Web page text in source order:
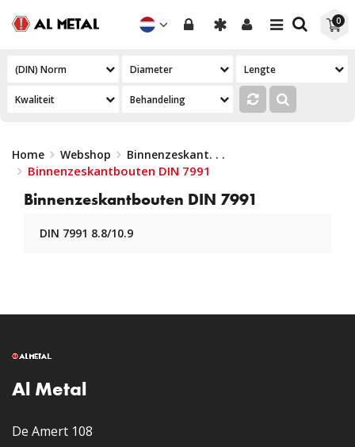
Toggle
Toggle
0
Home Webshop Binnenzeskant. . .
Binnenzeskantbouten DIN 7991
Binnenzeskantbouten DIN 7991
DIN 7991 8.8/10.9
Al Metal
De Amert 108